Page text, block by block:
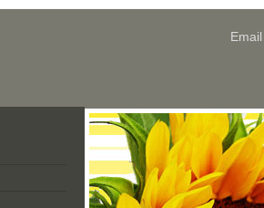
Email